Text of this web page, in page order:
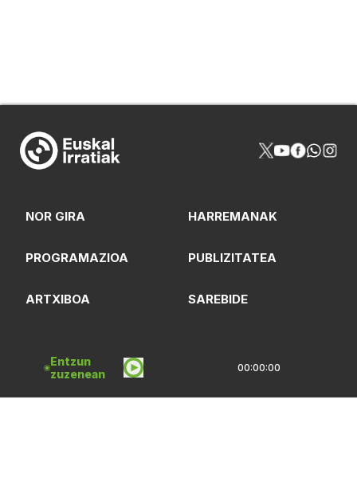
Entzun
zuzenean
00:00:00
NOR GIRA HARREMANAK
PROGRAMAZIOA PUBLIZITATEA
ARTXIBOA SAREBIDE